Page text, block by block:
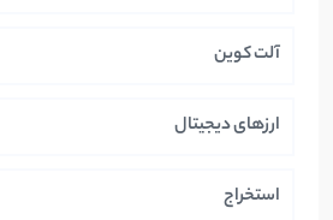
آلت کوین
ارزهای دیجیتال
استخراج